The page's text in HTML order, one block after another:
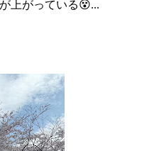
上がっている😵...